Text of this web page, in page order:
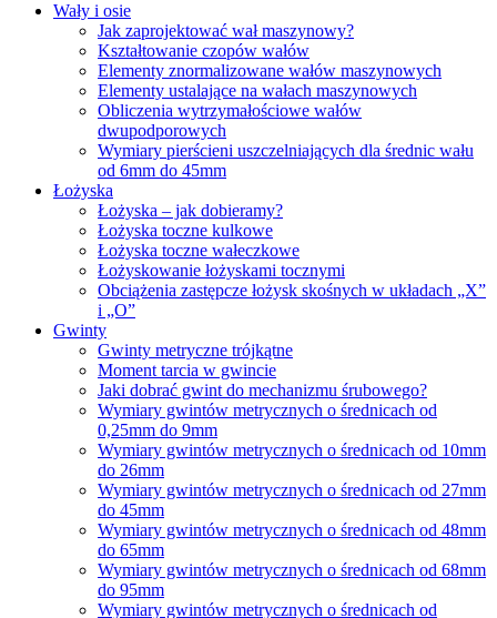
Wały i osie
Jak zaprojektować wał maszynowy?
Kształtowanie czopów wałów
Elementy znormalizowane wałów maszynowych
Elementy ustalające na wałach maszynowych
Obliczenia wytrzymałościowe wałów
dwupodporowych
Wymiary pierścieni uszczelniających dla średnic wału
od 6mm do 45mm
Łożyska
Łożyska – jak dobieramy?
Łożyska toczne kulkowe
Łożyska toczne wałeczkowe
Łożyskowanie łożyskami tocznymi
Obciążenia zastępcze łożysk skośnych w układach „X”
i „O”
Gwinty
Gwinty metryczne trójkątne
Moment tarcia w gwincie
Jaki dobrać gwint do mechanizmu śrubowego?
Wymiary gwintów metrycznych o średnicach od
0,25mm do 9mm
Wymiary gwintów metrycznych o średnicach od 10mm
do 26mm
Wymiary gwintów metrycznych o średnicach od 27mm
do 45mm
Wymiary gwintów metrycznych o średnicach od 48mm
do 65mm
Wymiary gwintów metrycznych o średnicach od 68mm
do 95mm
Wymiary gwintów metrycznych o średnicach od